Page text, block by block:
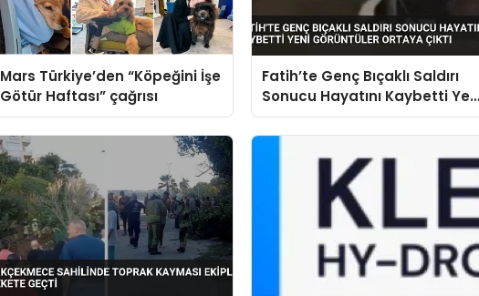
Mars Türkiye’den “Köpeğini İşe
Götür Haftası” çağrısı
Fatih’te Genç Bıçaklı Saldırı
Sonucu Hayatını Kaybetti
Görüntüler Ortaya Çıktı